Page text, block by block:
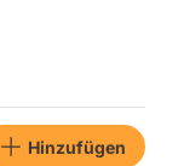
Hinzufügen